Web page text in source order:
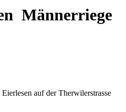
Männerriege
auf der Therwilerstrasse